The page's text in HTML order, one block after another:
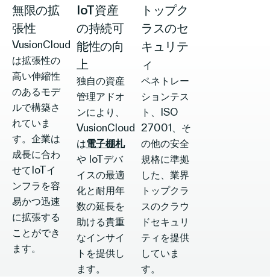
無限の拡
張性
VusionCloud
は拡張性の
高い伸縮性
のあるモデ
ルで構築さ
れていま
す。企業は
成長に合わ
せてIoTイ
ンフラを容
易かつ迅速
に拡張する
ことができ
ます。
IoT資産
の持続可
能性の向
上
独自の資産
管理アドオ
ンにより、
VusionCloud
は電子棚札
や IoTデバ
イスの最適
化と耐用年
数の延長を
助ける貴重
なインサイ
トを提供し
ます。
トップク
ラスのセ
キュリテ
ィ
ペネトレー
ションテス
ト、ISO
27001、そ
の他の安全
規格に準拠
した、業界
トップクラ
スのクラウ
ドセキュリ
ティを提供
していま
す。